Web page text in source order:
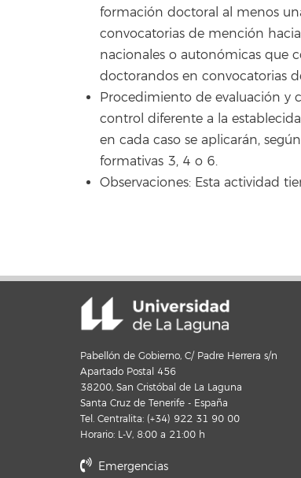
formación doctoral al menos
convocatorias de mención
nacionales o autonómicas que
doctorandos en convocatorias
Procedimiento de evaluación y
control diferente a la
en cada caso se aplicarán,
formativas 3, 4 o 6.
Observaciones: Esta actividad
Pabellón de Gobierno, C/ Padre Herrera s/n
Apartado Postal 456
38200, San Cristóbal de La Laguna
Santa Cruz de Tenerife - España
Tel. Centralita: (+34) 922 31 90 00
Horario: L-V, 8:00 a 21:00 h
Emergencias